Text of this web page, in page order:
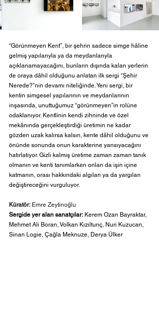
“Görünmeyen Kent”, bir şehrin sadece simge hâline
gelmiş yapılarıyla ya da meydanlarıyla
açıklanamayacağını, bunların dışında kalan yerlerin
de oraya dâhil olduğunu anlatan ilk sergi “Şehir
Nerede?”nin devamı niteliğinde. Yeni sergi, bir
kentin simgesel yapılarının ve meydanlarının
inşasında, unuttuğumuz “görünmeyen”in rolüne
odaklanıyor. Kentlinin kendi zihninde ve özel
mekânında gerçekleştirdiği üretimin ne kadar
gözden uzak kalırsa kalsın, kente dâhil olduğunu ve
önünde sonunda onun karakterine yansıyacağını
hatırlatıyor. Gizli kalmış üretime zaman zaman tanık
olmanın ve kenti tanımlarken onları da işin içine
katmanın, orası hakkındaki algıları ya da yargıları
değiştireceğini vurguluyor.
Küratör: Emre Zeytinoğlu
Sergide yer alan sanatçılar: Kerem Ozan Bayraktar,
Mehmet Ali Boran, Volkan Kızıltunç, Nuri Kuzucan,
Sinan Logie, Çağla Meknuze, Derya Ülker